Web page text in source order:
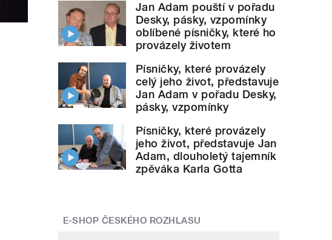
Jan Adam pouští v pořadu
Desky, pásky, vzpomínky
oblíbené písničky, které ho
provázely životem
Písničky, které provázely
celý jeho život, představuje
Jan Adam v pořadu Desky,
pásky, vzpomínky
Písničky, které provázely
jeho život, představuje Jan
Adam, dlouholetý tajemník
zpěváka Karla Gotta
E-SHOP ČESKÉHO ROZHLASU